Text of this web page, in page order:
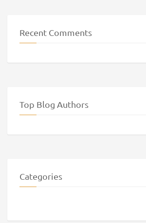
Recent Comments
Top Blog Authors
Categories